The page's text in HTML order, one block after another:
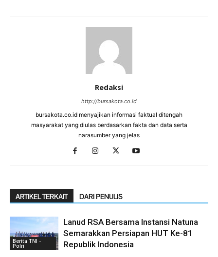
Redaksi
http://bursakota.co.id
bursakota.co.id menyajikan informasi faktual ditengah
masyarakat yang diulas berdasarkan fakta dan data serta
narasumber yang jelas
ARTIKEL TERKAIT DARI PENULIS
Berita TNI -
Polri
Lanud RSA Bersama Instansi Natuna
Semarakkan Persiapan HUT Ke-81
Republik Indonesia